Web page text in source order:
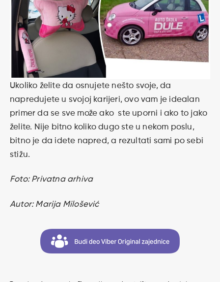
Ukoliko želite da osnujete nešto svoje, da
napredujete u svojoj karijeri, ovo vam je idealan
primer da se sve može ako ste uporni i ako to jako
želite. Nije bitno koliko dugo ste u nekom poslu,
bitno je da idete napred, a rezultati sami po sebi
stižu.
Foto: Privatna arhiva
Autor: Marija Milošević